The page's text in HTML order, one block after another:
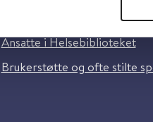
Ansatte i Helsebiblioteket
Brukerstøtte og ofte stilte